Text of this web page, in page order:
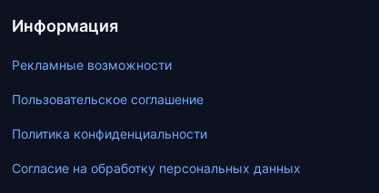
Информация
Рекламные возможности
Пользовательское соглашение
Политика конфиденциальности
Согласие на обработку персональных данных